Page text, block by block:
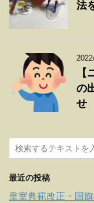
法
の
せ
最近の投稿
皇室典範改正・国